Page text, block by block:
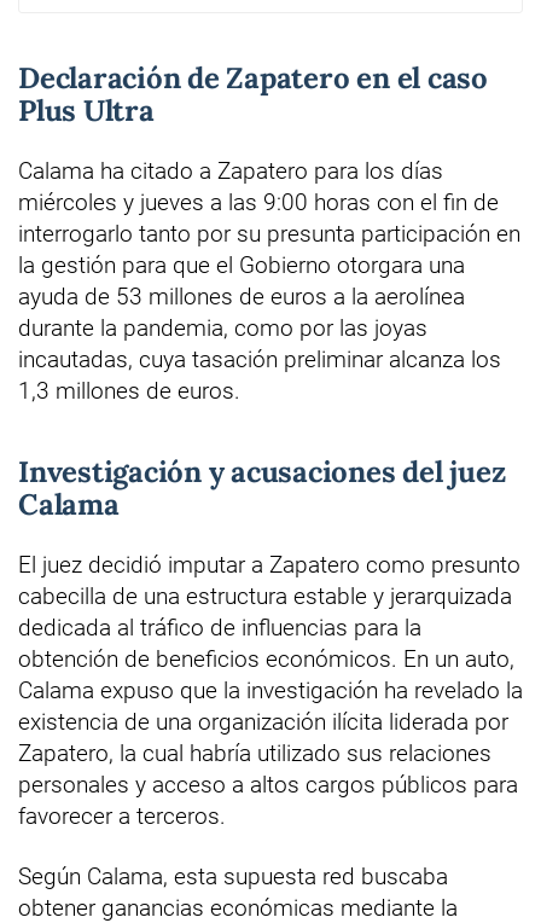
Declaración de Zapatero en el caso
Plus Ultra
Calama ha citado a Zapatero para los días
miércoles y jueves a las 9:00 horas con el fin de
interrogarlo tanto por su presunta participación en
la gestión para que el Gobierno otorgara una
ayuda de 53 millones de euros a la aerolínea
durante la pandemia, como por las joyas
incautadas, cuya tasación preliminar alcanza los
1,3 millones de euros.
Investigación y acusaciones del juez
Calama
El juez decidió imputar a Zapatero como presunto
cabecilla de una estructura estable y jerarquizada
dedicada al tráfico de influencias para la
obtención de beneficios económicos. En un auto,
Calama expuso que la investigación ha revelado la
existencia de una organización ilícita liderada por
Zapatero, la cual habría utilizado sus relaciones
personales y acceso a altos cargos públicos para
favorecer a terceros.
Según Calama, esta supuesta red buscaba
obtener ganancias económicas mediante la